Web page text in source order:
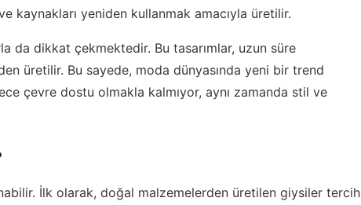
kaynakları yeniden kullanmak amacıyla üretilir.
da dikkat çekmektedir. Bu tasarımlar, uzun süre
üretilir. Bu sayede, moda dünyasında yeni bir trend
çevre dostu olmakla kalmıyor, aynı zamanda stil ve
İlk olarak, doğal malzemelerden üretilen giysiler tercih